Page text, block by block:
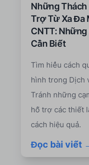
Những Thách
Trợ Từ Xa Đa
CNTT: Những
Cần Biết
Tìm hiểu cách
hình trong Dịch
Tránh những
hỗ trợ các thiết
cách hiệu quả.
Đọc bài viết